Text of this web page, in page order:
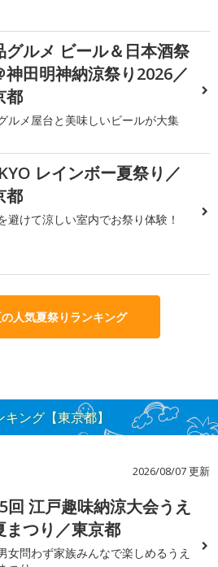
グルメ ビール＆日本酒祭
神田明神納涼祭り2026／
都
ルメ屋台と美味しいビールが大集
レインボー夏祭り／
都
避けて涼しい室内でお祭り体験！
人気夏祭りランキング
ング【東京都】
2026/08/07 更新
回 江戸趣味納涼大会うえ
まつり／東京都
女問わず家族みんなで楽しめるうえ